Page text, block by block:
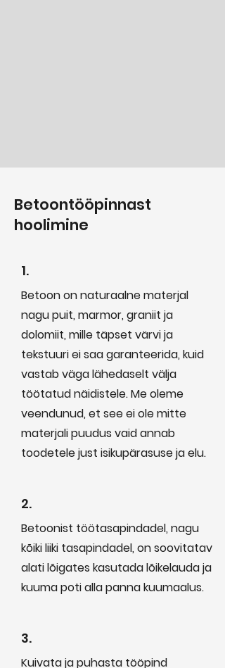
Betoontööpinnast
hoolimine
1.
Betoon on naturaalne materjal
nagu puit, marmor, graniit ja
dolomiit, mille täpset värvi ja
tekstuuri ei saa garanteerida, kuid
vastab väga lähedaselt välja
töötatud näidistele. Me oleme
veendunud, et see ei ole mitte
materjali puudus vaid annab
toodetele just isikupärasuse ja elu.
2.
Betoonist töötasapindadel, nagu
kõiki liiki tasapindadel, on soovitatav
alati lõigates kasutada lõikelauda ja
kuuma poti alla panna kuumaalus.
3.
Kuivata ja puhasta tööpind